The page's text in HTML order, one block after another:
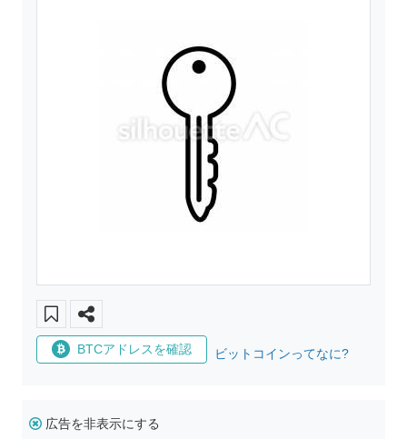
BTCアドレスを確認 ビットコインってなに?
広告を非表示にする